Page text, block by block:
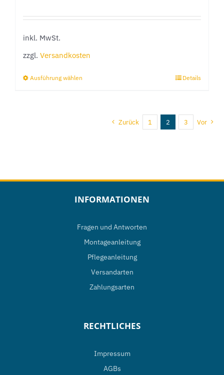
der
inkl. MwSt.
zzgl. Versandkosten
Ausführung wählen
mehrere
können
der
Produktseite
gewählt
werden
Details
Zurück 1 2 3 Vor
INFORMATIONEN
Fragen und Antworten
Montageanleitung
Pflegeanleitung
Versandarten
Zahlungsarten
RECHTLICHES
Impressum
AGBs